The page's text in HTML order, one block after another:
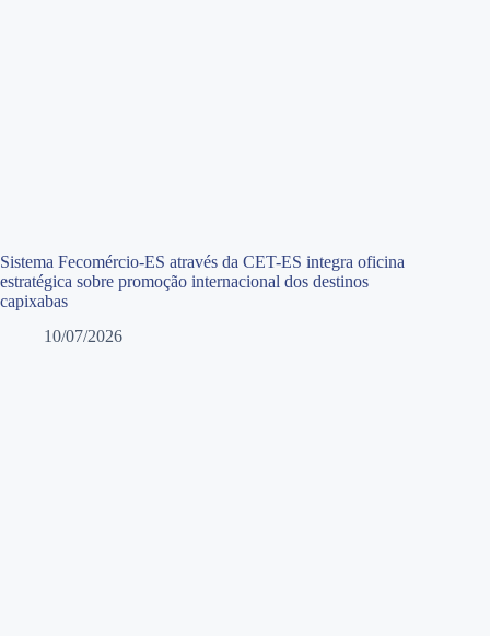
Sistema Fecomércio-ES através da CET-ES integra oficina
estratégica sobre promoção internacional dos destinos
capixabas
10/07/2026